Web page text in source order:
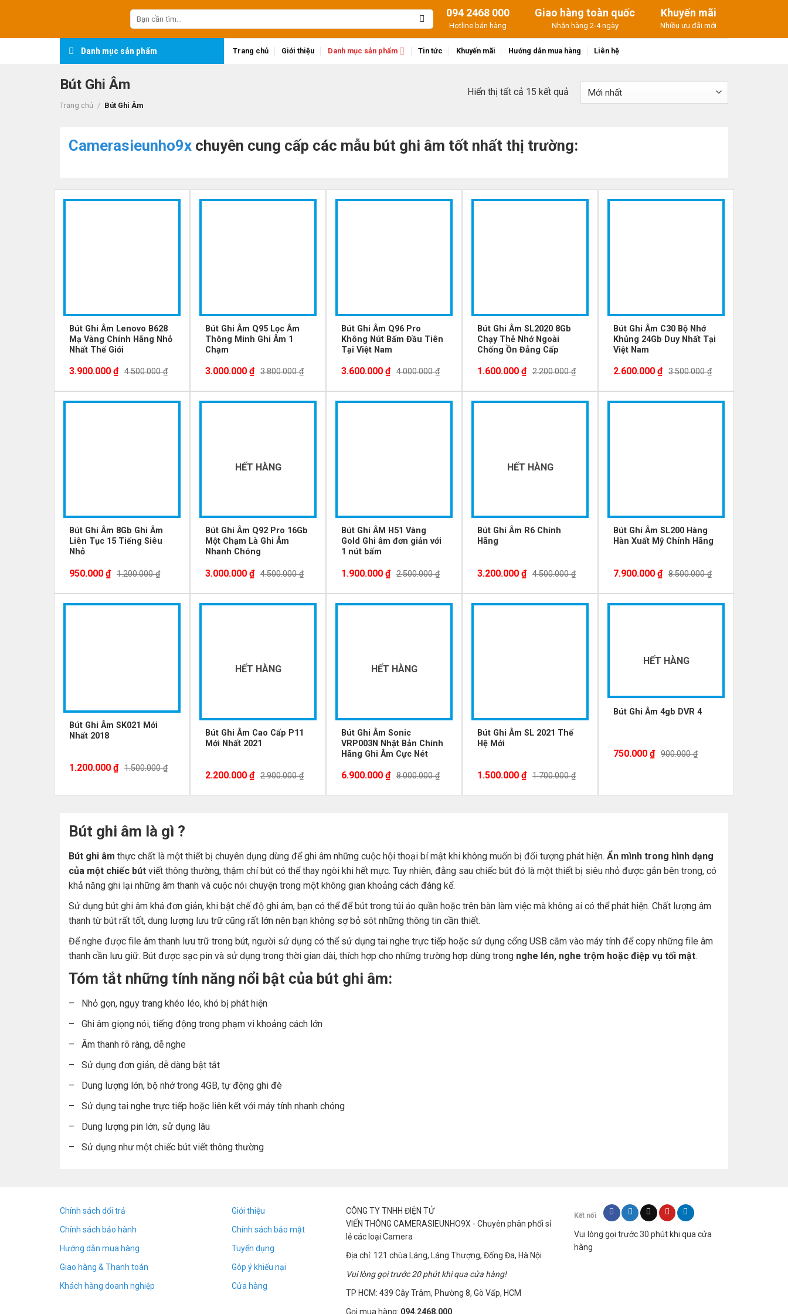
content
Tìm
kiếm:
094 2468 000
Hotline bán hàng
Giao hàng toàn quốc
Nhận hàng 2-4 ngày
Khuyến mãi
Nhiều ưu đãi mới
Danh mục sản phẩm Trang chủ Giới thiệu Danh mục sản phẩm Tin tức Khuyến mãi Hướng dẫn mua hàng Liên hệ
Bút Ghi Âm
Trang chủ / Bút Ghi Âm
Hiển thị tất cả 15 kết quả
Camerasieunho9x chuyên cung cấp các mẫu bút ghi âm tốt nhất thị trường:
Bút Ghi Âm Lenovo B628
Mạ Vàng Chính Hãng Nhỏ
Nhất Thế Giới
4.500.000₫
3.900.000 ₫
Bút Ghi Âm Q95 Lọc Âm
Thông Minh Ghi Âm 1
Chạm
3.800.000₫
3.000.000 ₫
Bút Ghi Âm Q96 Pro
Không Nút Bấm Đầu Tiên
Tại Việt Nam
4.000.000₫
3.600.000 ₫
Bút Ghi Âm SL2020 8Gb
Chạy Thẻ Nhớ Ngoài
Chống Ồn Đẳng Cấp
2.200.000₫
1.600.000 ₫
Bút Ghi Âm C30 Bộ Nhớ
Khủng 24Gb Duy Nhất Tại
Việt Nam
3.500.000₫
2.600.000 ₫
Bút Ghi Âm 8Gb Ghi Âm
Liên Tục 15 Tiếng Siêu
Nhỏ
1.200.000₫
950.000 ₫
HẾT HÀNG
Bút Ghi Âm Q92 Pro 16Gb
Một Chạm Là Ghi Âm
Nhanh Chóng
4.500.000₫
3.000.000 ₫
Bút Ghi ÂM H51 Vàng
Gold Ghi âm đơn giản với
1 nút bấm
2.500.000₫
1.900.000 ₫
HẾT HÀNG
Bút Ghi Âm R6 Chính
Hãng
4.500.000₫
3.200.000 ₫
Bút Ghi Âm SL200 Hàng
Hàn Xuất Mỹ Chính Hãng
8.500.000₫
7.900.000 ₫
Bút Ghi Âm SK021 Mới
Nhất 2018
1.500.000₫
1.200.000 ₫
HẾT HÀNG
Bút Ghi Âm Cao Cấp P11
Mới Nhất 2021
2.900.000₫
2.200.000 ₫
HẾT HÀNG
Bút Ghi Âm Sonic
VRP003N Nhật Bản Chính
Hãng Ghi Âm Cực Nét
8.000.000₫
6.900.000 ₫
Bút Ghi Âm SL 2021 Thế
Hệ Mới
1.700.000₫
1.500.000 ₫
HẾT HÀNG
Bút Ghi Âm 4gb DVR 4
900.000₫
750.000 ₫
Bút ghi âm là gì ?
Bút ghi âm thực chất là một thiết bị chuyên dụng dùng để ghi âm những cuộc hội thoại bí mật khi không muốn bị đối tượng phát hiện. Ẩn mình trong hình dạng
của một chiếc bút viết thông thường, thậm chí bút có thể thay ngòi khi hết mực. Tuy nhiên, đằng sau chiếc bút đó là một thiết bị siêu nhỏ được gắn bên trong, có
khả năng ghi lại những âm thanh và cuộc nói chuyện trong một không gian khoảng cách đáng kể.
Sử dụng bút ghi âm khá đơn giản, khi bật chế độ ghi âm, bạn có thể để bút trong túi áo quần hoặc trên bàn làm việc mà không ai có thể phát hiện. Chất lượng âm
thanh từ bút rất tốt, dung lượng lưu trữ cũng rất lớn nên bạn không sợ bỏ sót những thông tin cần thiết.
Để nghe được file âm thanh lưu trữ trong bút, người sử dụng có thể sử dụng tai nghe trực tiếp hoặc sử dụng cổng USB cắm vào máy tính để copy những file âm
thanh cần lưu giữ. Bút được sạc pin và sử dụng trong thời gian dài, thích hợp cho những trường hợp dùng trong nghe lén, nghe trộm hoặc điệp vụ tối mật.
Tóm tắt những tính năng nổi bật của bút ghi âm:
– Nhỏ gọn, ngụy trang khéo léo, khó bị phát hiện
– Ghi âm giọng nói, tiếng động trong phạm vi khoảng cách lớn
– Âm thanh rõ ràng, dễ nghe
– Sử dụng đơn giản, dễ dàng bật tắt
– Dung lượng lớn, bộ nhớ trong 4GB, tự động ghi đè
– Sử dụng tai nghe trực tiếp hoặc liên kết với máy tính nhanh chóng
– Dung lượng pin lớn, sử dụng lâu
– Sử dụng như một chiếc bút viết thông thường
Chính sách dổi trả
Chính sách bảo hành
Hướng dẫn mua hàng
Giao hàng & Thanh toán
Khách hàng doanh nghiệp
Giới thiệu
Chính sách bảo mật
Tuyển dụng
Góp ý khiếu nại
Cửa hàng
CÔNG TY TNHH ĐIỆN TỬ
VIẾN THÔNG CAMERASIEUNHO9X - Chuyên phân phối sỉ
lẻ các loại Camera
Địa chỉ: 121 chùa Láng, Láng Thượng, Đống Đa, Hà Nội
Vui lòng gọi trước 20 phút khi qua cửa hàng!
TP HCM: 439 Cây Trâm, Phường 8, Gò Vấp, HCM
Gọi mua hàng: 094.2468.000
Kết nối
Vui lòng gọi trước 30 phút khi qua cửa
hàng